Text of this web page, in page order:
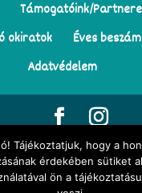
Támogatóink/
okiratok
Éves
Adatvédelem
| Tekergő Meseösvény
illusztrációk Darvay Tünde
Tájékoztatjuk, hogy a
érdekében sütiket
ön a